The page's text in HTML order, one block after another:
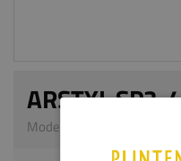
ARSTYL SP3-
Model AS25 | 13 x 23 mm |